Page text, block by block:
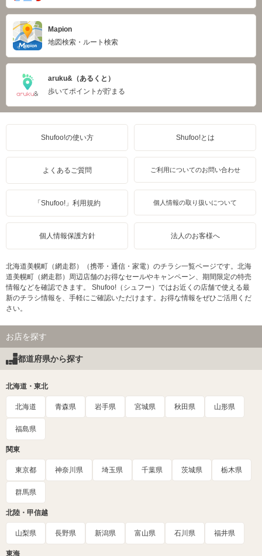
Mapion
地図検索・ルート検索
aruku&（あるくと）
歩いてポイントが貯まる
Shufoo!の使い方 Shufoo!とは
よくあるご質問 ご利用についてのお問い合わせ
「Shufoo!」利用規約 個人情報の取り扱いについて
個人情報保護方針 法人のお客様へ
北海道美幌町（網走郡）（携帯・通信・家電）のチラシ一覧ページです。北海
道美幌町（網走郡）周辺店舗のお得なセールやキャンペーン、期間限定の特売
情報などを確認できます。 Shufoo!（シュフー）ではお近くの店舗で使える最
新のチラシ情報を、手軽にご確認いただけます。お得な情報をぜひご活用くだ
さい。
お店を探す
都道府県から探す
北海道・東北
北海道 青森県 岩手県 宮城県 秋田県 山形県
福島県
関東
東京都 神奈川県 埼玉県 千葉県 茨城県 栃木県
群馬県
北陸・甲信越
山梨県 長野県 新潟県 富山県 石川県 福井県
東海